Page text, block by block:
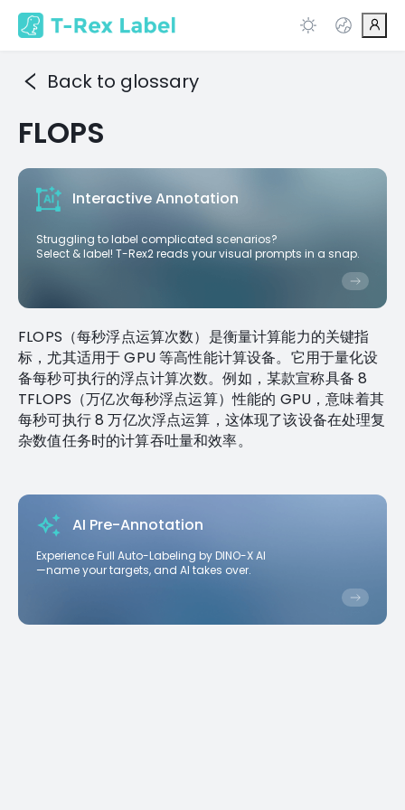
Back to glossary
FLOPS
Interactive Annotation
Struggling to label complicated scenarios?
Select & label! T-Rex2 reads your visual prompts in a snap.
FLOPS（每秒浮点运算次数）是衡量计算能力的关键指
标，尤其适用于 GPU 等高性能计算设备。它用于量化设
备每秒可执行的浮点计算次数。例如，某款宣称具备 8
TFLOPS（万亿次每秒浮点运算）性能的 GPU，意味着其
每秒可执行 8 万亿次浮点运算，这体现了该设备在处理复
杂数值任务时的计算吞吐量和效率。
AI Pre-Annotation
Experience Full Auto-Labeling by DINO-X AI
—name your targets, and AI takes over.